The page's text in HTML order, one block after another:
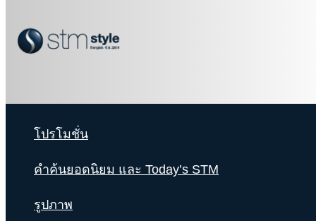
โปรโมชั่น
คำค้นยอดนิยม และ Today’s STM
รูปภาพ